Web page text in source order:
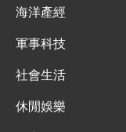
海洋產經
軍事科技
社會生活
休閒娛樂